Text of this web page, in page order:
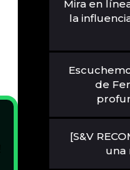
Mira en
la
de
[S&V
una